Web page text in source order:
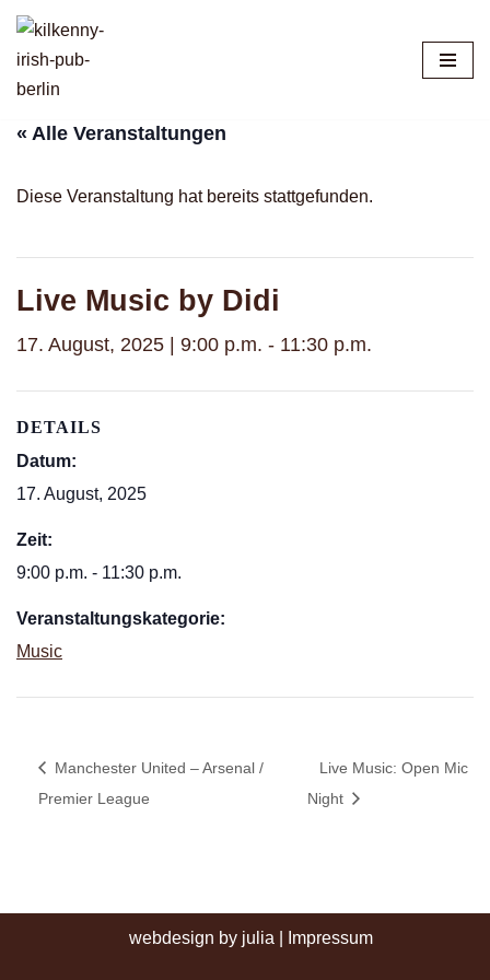
Zum
Inhalt
« Alle Veranstaltungen
Diese Veranstaltung hat bereits stattgefunden.
Live Music by Didi
17. August, 2025 | 9:00 p.m. - 11:30 p.m.
DETAILS
Datum:
17. August, 2025
Zeit:
9:00 p.m. - 11:30 p.m.
Veranstaltungskategorie:
Music
Manchester United – Arsenal /
Premier League
Live Music: Open Mic
Night
webdesign by julia Impressum